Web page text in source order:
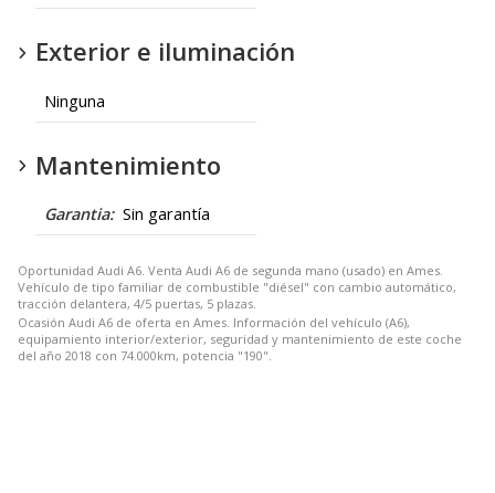
Exterior e iluminación
Ninguna
Mantenimiento
Garantia: Sin garantía
Oportunidad Audi A6. Venta Audi A6 de segunda mano (usado) en Ames.
Vehículo de tipo familiar de combustible "diésel" con cambio automático,
tracción delantera, 4/5 puertas, 5 plazas.
Ocasión Audi A6 de oferta en Ames. Información del vehículo (A6),
equipamiento interior/exterior, seguridad y mantenimiento de este coche
del año 2018 con 74.000km, potencia "190".